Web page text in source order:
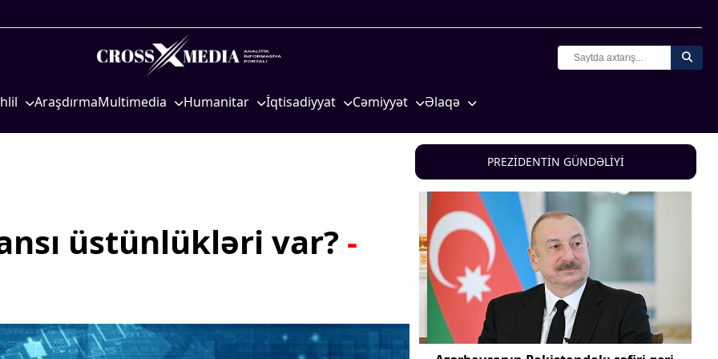
AraşdırmaMultimedia Humanitar
Mədəniyyətimizin Zəfəri
Turizm
İqtisadiyyat
Kənd təsərrüfatı
COP29
Cəmiyyət
Məhkəmə və hüquq
Gənclər və İdman
Media və QHT
Əlaqə
üstünlükləri var? -
PREZİDENTİN GÜNDƏLİYİ